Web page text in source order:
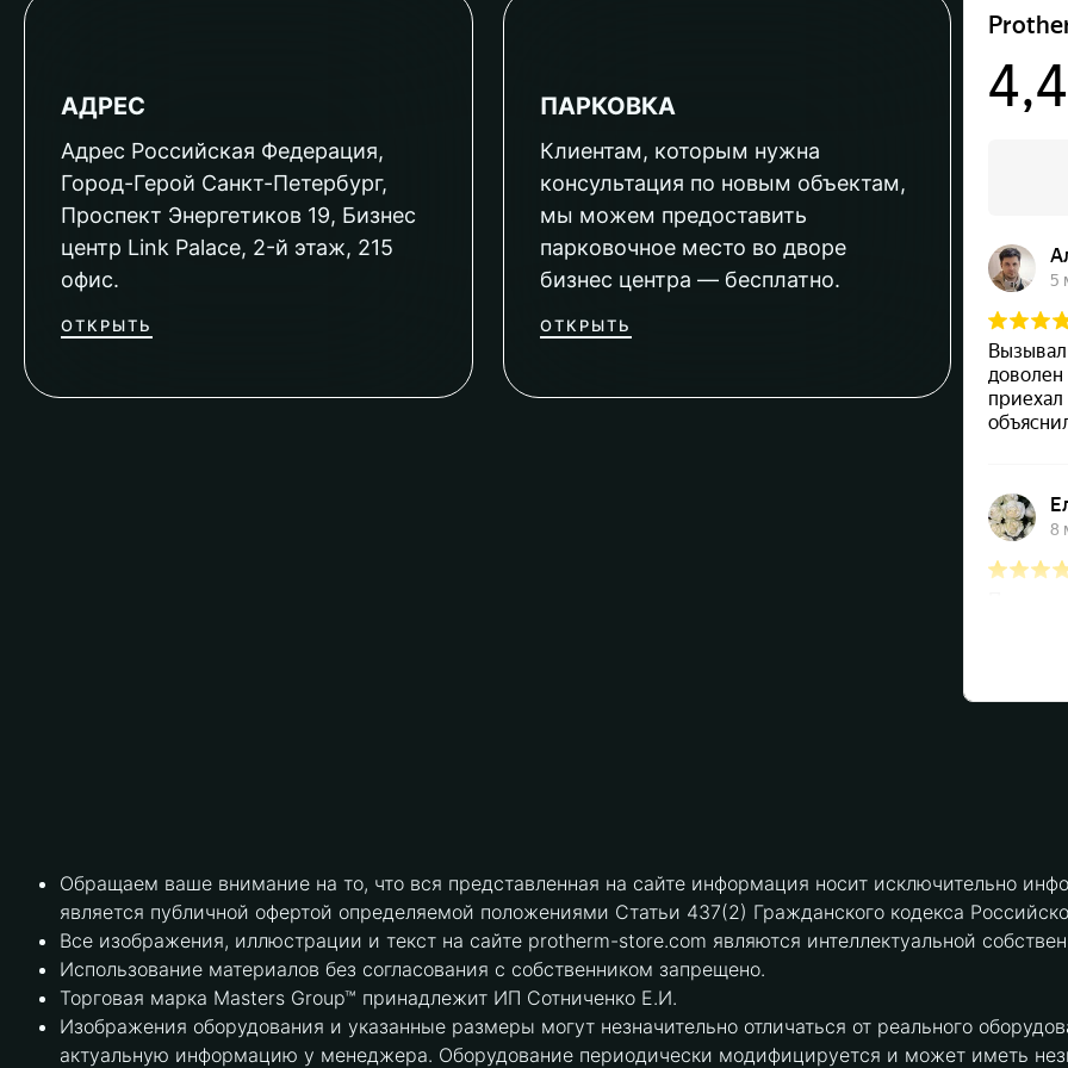
АДРЕС
Адрес Российская Федерация,
Город-Герой Санкт-Петербург,
Проспект Энергетиков 19, Бизнес
центр Link Palace, 2-й этаж, 215
офис.
ОТКРЫТЬ
ПАРКОВКА
Клиентам, которым нужна
консультация по новым объектам,
мы можем предоставить
парковочное место во дворе
бизнес центра — бесплатно.
ОТКРЫТЬ
Обращаем ваше внимание на то, что вся представленная на сайте информация носит исключительно
является публичной офертой определяемой положениями Статьи 437(2) Гражданского кодекса
Все изображения, иллюстрации и текст на сайте protherm-store.com являются интеллектуальной
Использование материалов без согласования с собственником запрещено.
Торговая марка Masters Group™ принадлежит ИП Сотниченко Е.И.
Изображения оборудования и указанные размеры могут незначительно отличаться от реального
актуальную информацию у менеджера. Оборудование периодически модифицируется и может иметь